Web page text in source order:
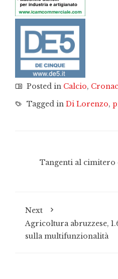
Posted in Calcio,
Tagged in Di Lorenzo,
Tangenti al cimitero
Next
Agricoltura abruzzese,
sulla multifunzionalità